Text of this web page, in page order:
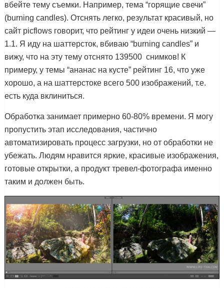
вбейте тему съемки. Например, тема “горящие свечи”
(burning candles). Отснять легко, результат красивый, но
сайт picflows говорит, что рейтинг у идеи очень низкий —
1.1. Я иду на шаттерсток, вбиваю “burning candles” и
вижу, что на эту тему отснято 139500 снимков! К
примеру, у темы “ананас на кусте” рейтинг 16, что уже
хорошо, а на шаттерстоке всего 500 изображений, т.е.
есть куда вклиниться.
Обработка занимает примерно 60-80% времени. Я могу
пропустить этап исследования, частично
автоматизировать процесс загрузки, но от обработки не
убежать. Людям нравится яркие, красивые изображения,
готовые открытки, а продукт тревел-фотографа именно
таким и должен быть.